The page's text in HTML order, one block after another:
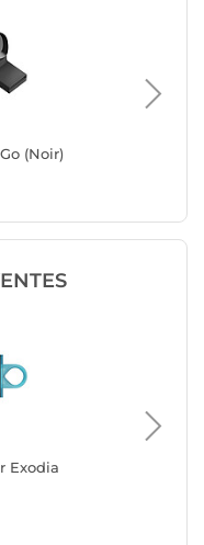
(Noir)
Exodia